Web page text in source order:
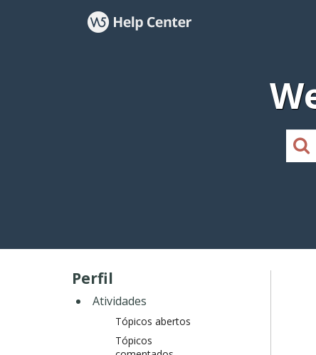
Perfil
Atividades
Tópicos abertos
Tópicos